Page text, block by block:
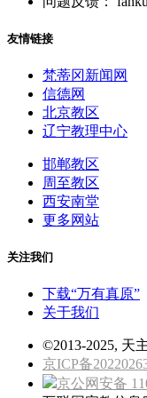
友情链接
梵蒂冈新闻网
信德网
北京教区
辽宁教理中心
邯郸教区
周至教区
西安南堂
更多网站
关注我们
下载“万有真原”
关于我们
©2013-2025, 天
京ICP备
京公网安备